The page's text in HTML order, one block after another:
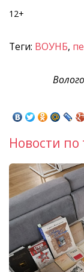
12+
Теги: ВОУНБ,
Новости по